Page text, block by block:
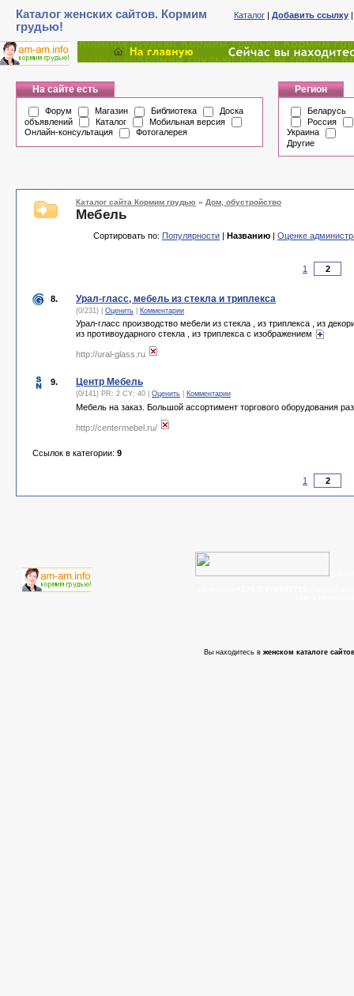
Каталог женских сайтов. Кормим
грудью!
Каталог | Добавить ссылку
На сайте есть
Форум Магазин Библиотека
Доска
объявлений
Каталог
Мобильная версия
Онлайн-консультация
Фотогалерея
Регион
Беларусь
Россия
Украина
Другие
Каталог сайта Кормим грудью » Дом, обустройство
Мебель
Сортировать по: Популярности | Названию | Оценке
1
8. Урал-гласс, мебель из стекла и триплекса
(0/231) | Оценить Комментарии
Урал-гласс производство мебели из стекла , из триплекса , из
из противоударного стекла , из триплекса с изображением
http://ural-glass.ru
9. Центр Мебель
(0/141) PR: 2 CY: 40 | Оценить Комментарии
Мебель на заказ. Большой ассортимент торгового оборудования
http://centermebel.ru/
Ссылок в категории: 9
1
Вы находитесь в женском каталоге